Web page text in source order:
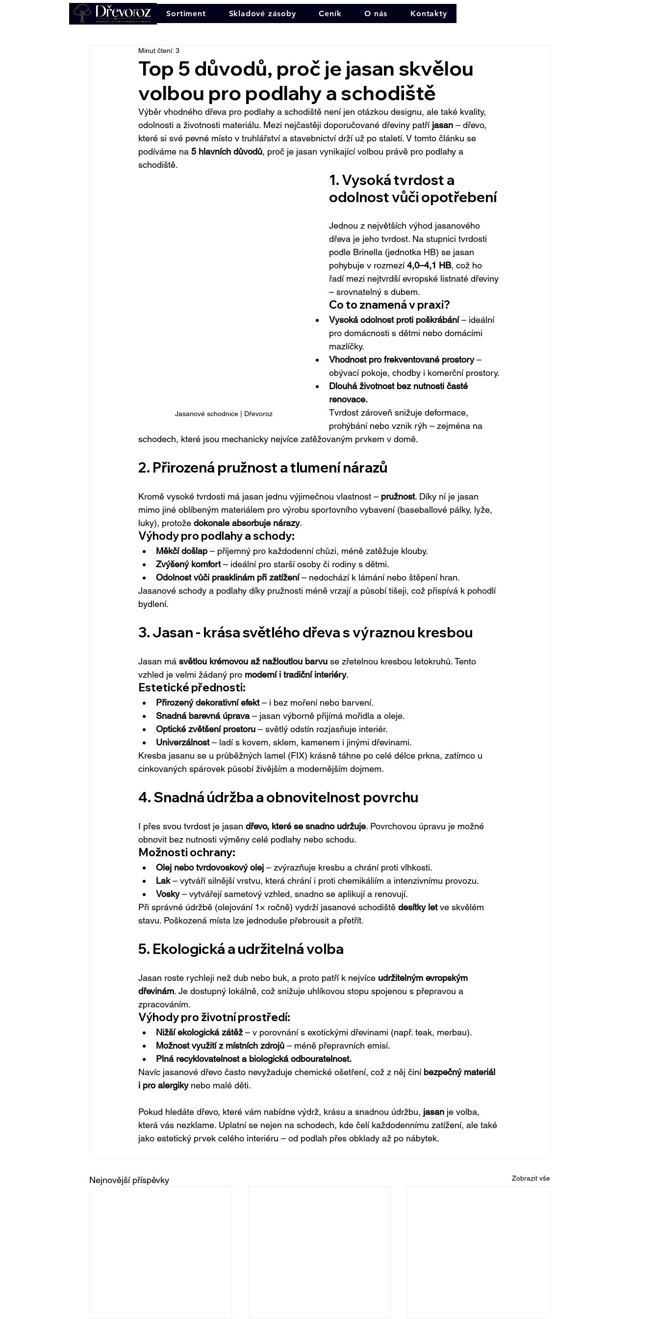
Sortiment Skladové zásoby Ceník O nás Kontakty
Top 5 důvodů, proč je jasan skvělou
volbou pro podlahy a schodiště
Minut čtení: 3
Výběr vhodného dřeva pro podlahy a schodiště není jen otázkou designu, ale také kvality,
odolnosti a životnosti materiálu. Mezi nejčastěji doporučované dřeviny patří jasan – dřevo,
které si své pevné místo v truhlářství a stavebnictví drží už po staletí. V tomto článku se
podíváme na 5 hlavních důvodů, proč je jasan vynikající volbou právě pro podlahy a
schodiště.
Jasanové schodnice | Dřevoroz
1. Vysoká tvrdost a
odolnost vůči opotřebení
Jednou z největších výhod jasanového
dřeva je jeho tvrdost. Na stupnici tvrdosti
podle Brinella (jednotka HB) se jasan
pohybuje v rozmezí 4,0–4,1 HB, což ho
řadí mezi nejtvrdší evropské listnaté dřeviny
– srovnatelný s dubem.
Co to znamená v praxi?
Vysoká odolnost proti poškrábání – ideální
pro domácnosti s dětmi nebo domácími
mazlíčky.
Vhodnost pro frekventované prostory –
obývací pokoje, chodby i komerční prostory.
Dlouhá životnost bez nutnosti časté
renovace.
Tvrdost zároveň snižuje deformace,
prohýbání nebo vznik rýh – zejména na
schodech, které jsou mechanicky nejvíce zatěžovaným prvkem v domě.
2. Přirozená pružnost a tlumení nárazů
Kromě vysoké tvrdosti má jasan jednu výjimečnou vlastnost – pružnost. Díky ní je jasan
mimo jiné oblíbeným materiálem pro výrobu sportovního vybavení (baseballové pálky, lyže,
luky), protože dokonale absorbuje nárazy.
Výhody pro podlahy a schody:
Měkčí došlap – příjemný pro každodenní chůzi, méně zatěžuje klouby.
Zvýšený komfort – ideální pro starší osoby či rodiny s dětmi.
Odolnost vůči prasklinám při zatížení – nedochází k lámání nebo štěpení hran.
Jasanové schody a podlahy díky pružnosti méně vrzají a působí tišeji, což přispívá k pohodlí
bydlení.
3. Jasan - krása světlého dřeva s výraznou kresbou
Jasan má světlou krémovou až nažloutlou barvu se zřetelnou kresbou letokruhů. Tento
vzhled je velmi žádaný pro moderní i tradiční interiéry.
Estetické přednosti:
Přirozený dekorativní efekt – i bez moření nebo barvení.
Snadná barevná úprava – jasan výborně přijímá mořidla a oleje.
Optické zvětšení prostoru – světlý odstín rozjasňuje interiér.
Univerzálnost – ladí s kovem, sklem, kamenem i jinými dřevinami.
Kresba jasanu se u průběžných lamel (FIX) krásně táhne po celé délce prkna, zatímco u
cinkovaných spárovek působí živějším a modernějším dojmem.
4. Snadná údržba a obnovitelnost povrchu
I přes svou tvrdost je jasan dřevo, které se snadno udržuje. Povrchovou úpravu je možné
obnovit bez nutnosti výměny celé podlahy nebo schodu.
Možnosti ochrany:
Olej nebo tvrdovoskový olej – zvýrazňuje kresbu a chrání proti vlhkosti.
Lak – vytváří silnější vrstvu, která chrání i proti chemikáliím a intenzivnímu provozu.
Vosky – vytvářejí sametový vzhled, snadno se aplikují a renovují.
Při správné údržbě (olejování 1× ročně) vydrží jasanové schodiště desítky let ve skvělém
stavu. Poškozená místa lze jednoduše přebrousit a přetřít.
5. Ekologická a udržitelná volba
Jasan roste rychleji než dub nebo buk, a proto patří k nejvíce udržitelným evropským
dřevinám. Je dostupný lokálně, což snižuje uhlíkovou stopu spojenou s přepravou a
zpracováním.
Výhody pro životní prostředí:
Nižší ekologická zátěž – v porovnání s exotickými dřevinami (např. teak, merbau).
Možnost využití z místních zdrojů – méně přepravních emisí.
Plná recyklovatelnost a biologická odbouratelnost.
Navíc jasanové dřevo často nevyžaduje chemické ošetření, což z něj činí bezpečný materiál
i pro alergiky nebo malé děti.
Pokud hledáte dřevo, které vám nabídne výdrž, krásu a snadnou údržbu, jasan je volba,
která vás nezklame. Uplatní se nejen na schodech, kde čelí každodennímu zatížení, ale také
jako estetický prvek celého interiéru – od podlah přes obklady až po nábytek.
Nejnovější příspěvky Zobrazit vše